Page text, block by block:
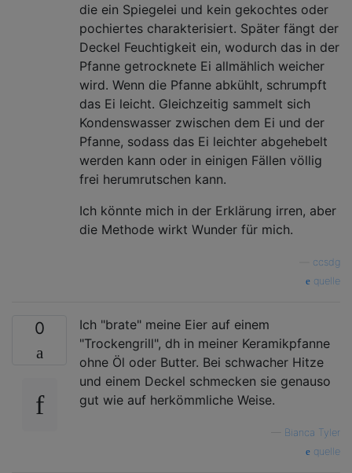
die ein Spiegelei und kein gekochtes oder
pochiertes charakterisiert. Später fängt der
Deckel Feuchtigkeit ein, wodurch das in der
Pfanne getrocknete Ei allmählich weicher
wird. Wenn die Pfanne abkühlt, schrumpft
das Ei leicht. Gleichzeitig sammelt sich
Kondenswasser zwischen dem Ei und der
Pfanne, sodass das Ei leichter abgehebelt
werden kann oder in einigen Fällen völlig
frei herumrutschen kann.
Ich könnte mich in der Erklärung irren, aber
die Methode wirkt Wunder für mich.
ccsdg
quelle
0
Ich "brate" meine Eier auf einem
"Trockengrill", dh in meiner Keramikpfanne
ohne Öl oder Butter. Bei schwacher Hitze
und einem Deckel schmecken sie genauso
gut wie auf herkömmliche Weise.
Bianca Tyler
quelle